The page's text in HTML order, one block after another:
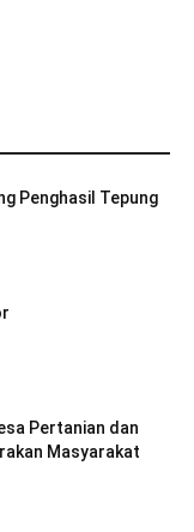
Penghasil Tepung
Pertanian dan
Masyarakat